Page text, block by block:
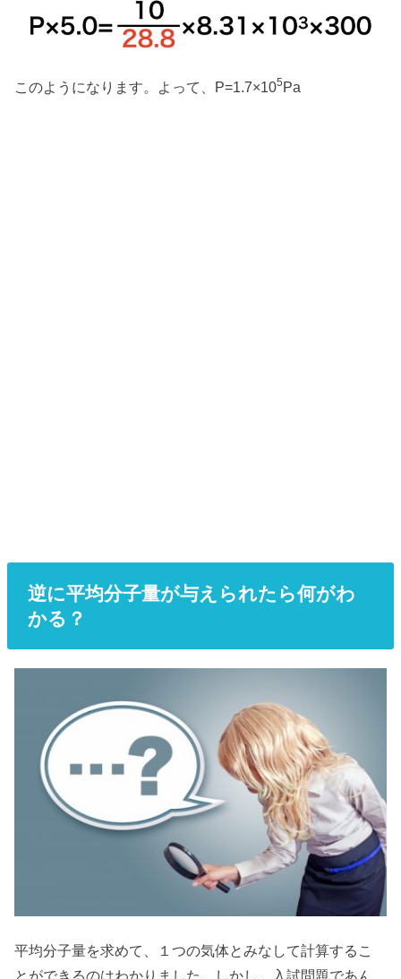
このようになります。よって、P=1.7×105Pa
逆に平均分子量が与えられたら何がわ
かる？
平均分子量を求めて、１つの気体とみなして計算するこ